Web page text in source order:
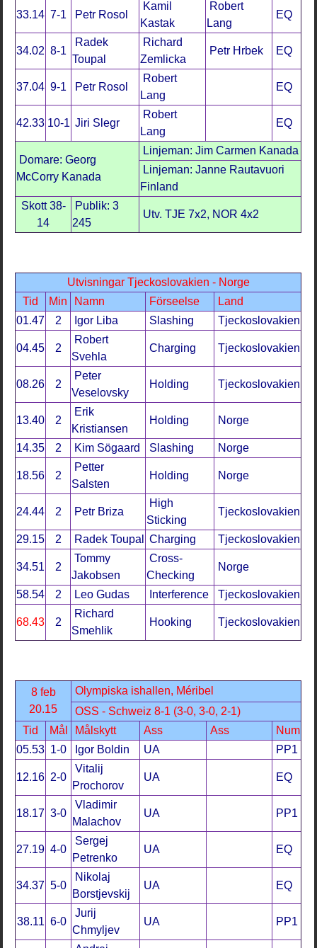
33.14 7-1 Petr Rosol
Kamil
Kastak
Robert
Lang
EQ
34.02 8-1
Radek
Toupal
Richard
Zemlicka
Petr Hrbek EQ
37.04 9-1 Petr Rosol
Robert
Lang
EQ
42.33 10-1 Jiri Slegr
Robert
Lang
EQ
Domare: Georg
McCorry Kanada
Linjeman: Jim Carmen Kanada
Linjeman: Janne Rautavuori
Finland
Skott 38-
14
Publik: 3
245
Utv. TJE 7x2, NOR 4x2
Utvisningar Tjeckoslovakien - Norge
Tid
Min Namn Förseelse
Land
01.47
2 Igor Liba Slashing Tjeckoslovakien
04.45 2
Robert
Svehla
Charging Tjeckoslovakien
08.26 2
Peter
Veselovsky
Holding Tjeckoslovakien
13.40 2
Erik
Kristiansen
Holding Norge
14.35 2 Kim Sögaard Slashing Norge
18.56 2
Petter
Salsten
Holding Norge
24.44 2 Petr Briza
High
Sticking
Tjeckoslovakien
29.15 2 Radek Toupal Charging Tjeckoslovakien
34.51 2
Tommy
Jakobsen
Cross-
Checking
Norge
58.54 2 Leo Gudas Interference Tjeckoslovakien
68.43 2
Richard
Smehlik
Hooking Tjeckoslovakien
8 feb
20.15
Olympiska ishallen, Méribel
OSS - Schweiz 8-1 (3-0, 3-0, 2-1)
Tid
Mål Målskytt Ass Ass
Num
05.53 1-0 Igor Boldin UA PP1
12.16 2-0
Vitalij
Prochorov
UA EQ
18.17 3-0
Vladimir
Malachov
UA PP1
27.19 4-0
Sergej
Petrenko
UA EQ
34.37 5-0
Nikolaj
Borstjevskij
UA EQ
38.11 6-0
Jurij
Chmyljev
UA PP1